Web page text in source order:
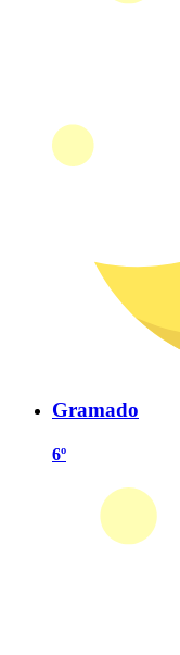
Gramado
6º